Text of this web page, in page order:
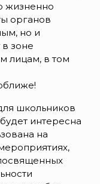
жизненно
органов
но и
зоне
лицам, в том
школьников
интересна
на